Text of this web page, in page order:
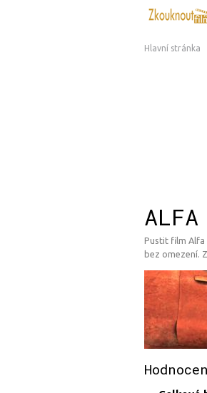
Hlavní stránka
ALFA
Pustit film Alfa
bez omezení.